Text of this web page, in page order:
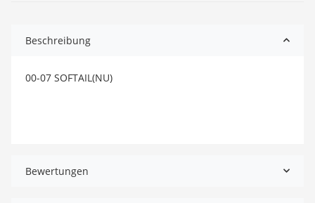
Beschreibung
00-07 SOFTAIL(NU)
Bewertungen